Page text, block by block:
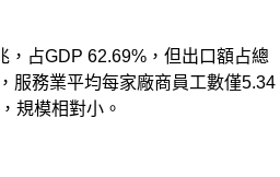
，占GDP 62.69%，但出口額占總
服務業平均每家廠商員工數僅5.34
規模相對小。